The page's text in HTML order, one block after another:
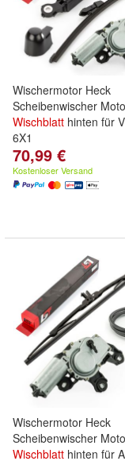
Wischermotor Heck
Scheibenwischer
Wischblatt hinten für
6X1
70,99 €
Kostenloser Versand
Wischermotor Heck
Scheibenwischer
Wischblatt hinten für